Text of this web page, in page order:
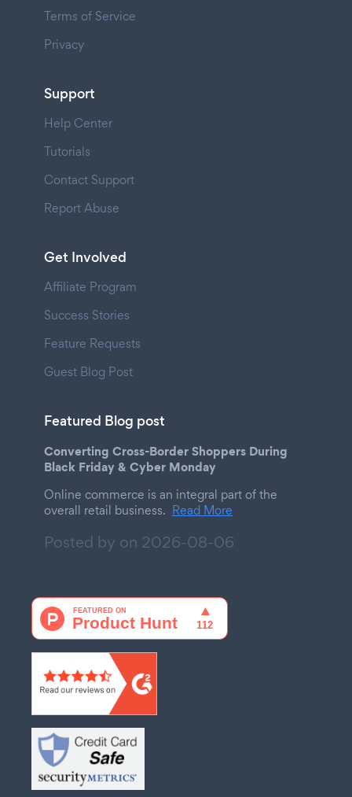
Terms of Service
Privacy
Support
Help Center
Tutorials
Contact Support
Report Abuse
Get Involved
Affiliate Program
Success Stories
Feature Requests
Guest Blog Post
Featured Blog post
Converting Cross-Border Shoppers During
Black Friday & Cyber Monday
Online commerce is an integral part of the
overall retail business. Read More
Posted by on 2026-08-06